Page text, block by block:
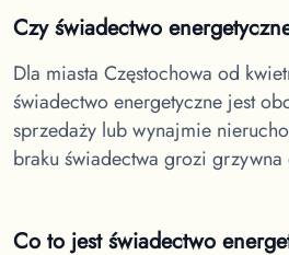
Czy świadectwo
Dla miasta Częstochowa od
świadectwo energetyczne jest
sprzedaży lub wynajmie
braku świadectwa grozi grzywna
Co to jest świadectwo